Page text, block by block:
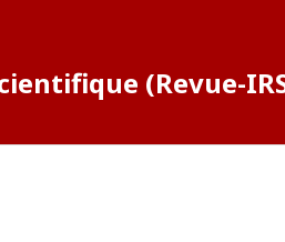
(Revue-